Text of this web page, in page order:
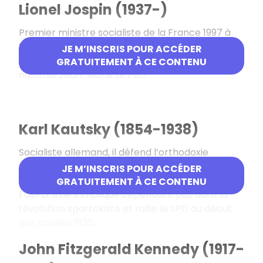
JE M’INSCRIS POUR ACCÉDER
GRATUITEMENT À CE CONTENU
Lionel Jospin (1937-)
Premier ministre socialiste de la France 1997 à
2002, il est éliminé au premier tour de la
présidentielle de 2002 par le candidat du Front
national Jean-Marie Le Pen.
JE M’INSCRIS POUR ACCÉDER
GRATUITEMENT À CE CONTENU
Karl Kautsky (1854-1938)
Socialiste allemand, il défend l’orthodoxie
marxiste lors du congrès d’Erfurt du SPD en 1891.
En 1917, il fait partie des membres fondateurs de
l’USPD. Il ne s’implique cependant pas dans la
John Fitzgerald Kennedy (1917-